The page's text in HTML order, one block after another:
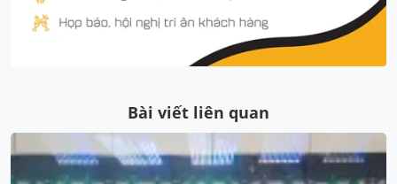
Bài viết liên quan